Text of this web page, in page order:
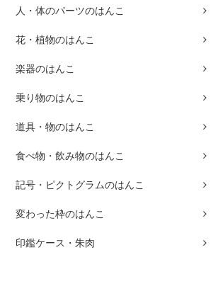
人・体のパーツのはんこ
花・植物のはんこ
楽器のはんこ
乗り物のはんこ
道具・物のはんこ
食べ物・飲み物のはんこ
記号・ピクトグラムのはんこ
変わった枠のはんこ
印鑑ケース・朱肉